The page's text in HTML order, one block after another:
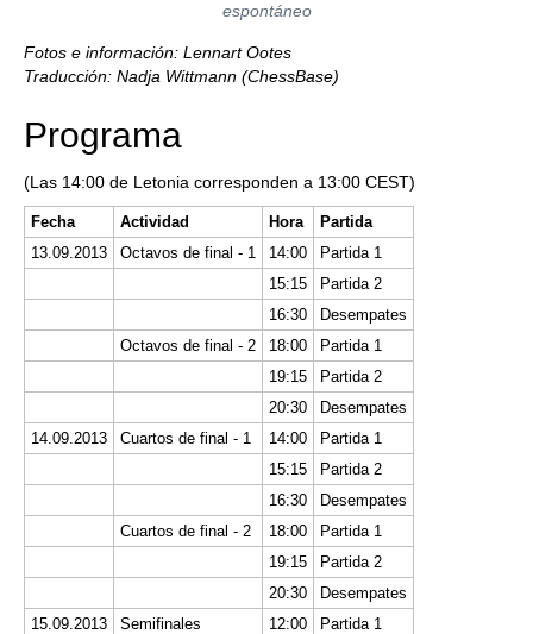
espontáneo
Fotos e información: Lennart Ootes
Traducción: Nadja Wittmann (ChessBase)
Programa
(Las 14:00 de Letonia corresponden a 13:00 CEST)
Fecha Actividad Hora
Partida
13.09.2013
Octavos de final - 1 14:00
Partida 1
15:15
Partida 2
16:30
Desempates
Octavos de final - 2
18:00
Partida 1
19:15
Partida 2
20:30
Desempates
14.09.2013
Cuartos de final - 1 14:00
Partida 1
15:15
Partida 2
16:30
Desempates
Cuartos de final - 2
18:00
Partida 1
19:15
Partida 2
20:30
Desempates
15.09.2013
Semifinales 12:00
Partida 1